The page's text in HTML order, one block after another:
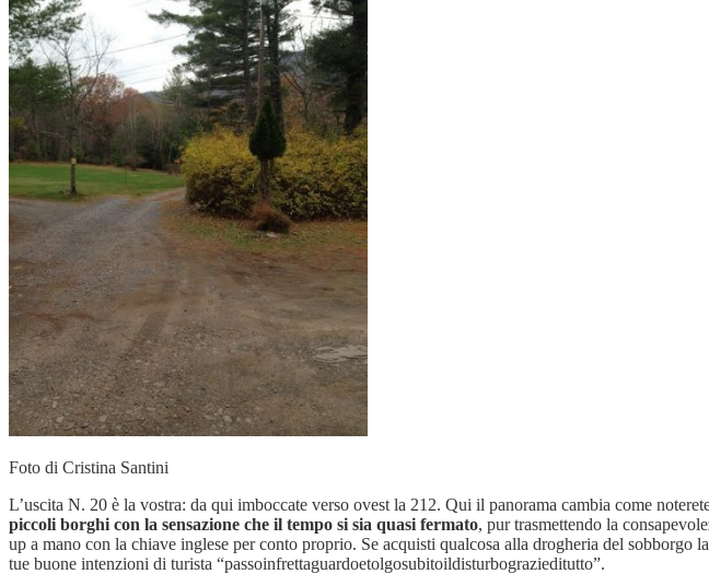
Foto di Cristina Santini
L’uscita N. 20 è la vostra: da qui imboccate verso ovest la 212. Qui il panorama cambia come
piccoli borghi con la sensazione che il tempo si sia quasi fermato, pur trasmettendo la
up a mano con la chiave inglese per conto proprio. Se acquisti qualcosa alla drogheria del sobborgo
tue buone intenzioni di turista “passoinfrettaguardoetolgosubitoildisturbograzieditutto”.